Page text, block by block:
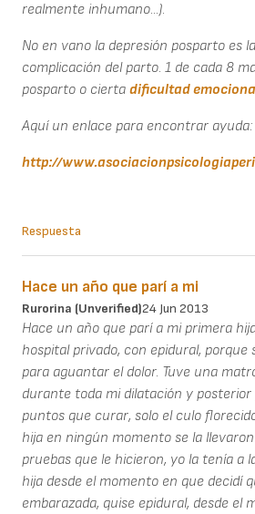
realmente inhumano...).
No en vano la depresión posparto es
complicación del parto. 1 de cada 8
posparto o cierta dificultad
Aquí un enlace para encontrar ayuda:
http://
Respuesta
Hace un año que parí a mi
Rurorina (unverified)24 Jun 2013
Hace un año que parí a mi primera
hospital privado, con epidural, porque
para aguantar el dolor. Tuve una
durante toda mi dilatación y
puntos que curar, solo el culo
hija en ningún momento se la
pruebas que le hicieron, yo la tenía a
hija desde el momento en que decidí
embarazada, quise epidural, desde el